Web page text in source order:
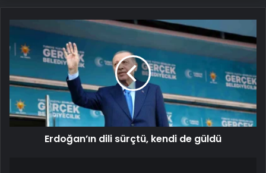
Erdoğan’ın
sürçtü,
de
güldü
Erdoğan’ın dili sürçtü, kendi de güldü